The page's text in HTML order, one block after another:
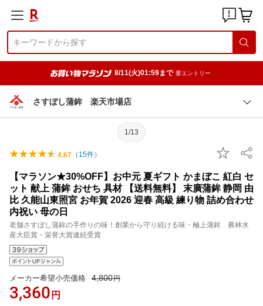
8/11(火)01:59まで 要エントリー
さすぼし蒲鉾 楽天市場店
1/13
4.67 （ 15件）
【マラソン★30%OFF】お中元 夏ギフト かまぼこ 紅白 セ
ット 献上 蒲鉾 おせち 具材 【送料無料】 末廣蒲鉾 静岡 由
比 久能山東照宮 お年賀 2026 迎春 高級 練り物 詰め合わせ
内祝い 母の日
老舗さすぼし蒲鉾の手作りの味！創業から守り続ける味・極上蒲鉾 農林水
産大臣賞・栄誉大賞連続受賞
メーカー希望小売価格 4,800円
3,360 円